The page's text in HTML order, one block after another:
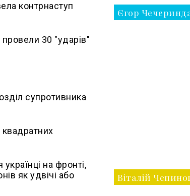
контрнаступ
30 "ударів"
супротивника
квадратних
на фронті,
як удвічі або
Єгор
Віталій